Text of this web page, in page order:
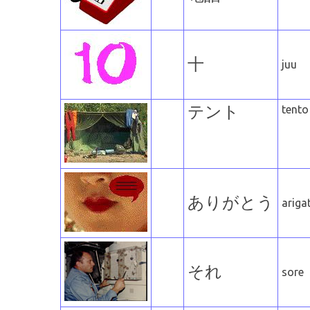
十 juu
テント tento
ありがとう
それ sore